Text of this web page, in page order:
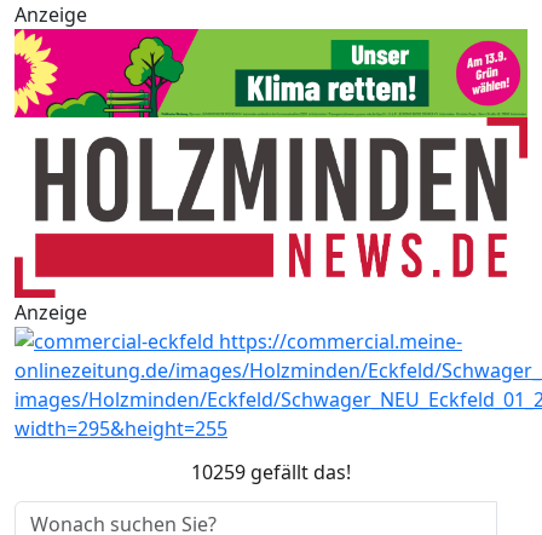
Anzeige
Anzeige
10259 gefällt das!